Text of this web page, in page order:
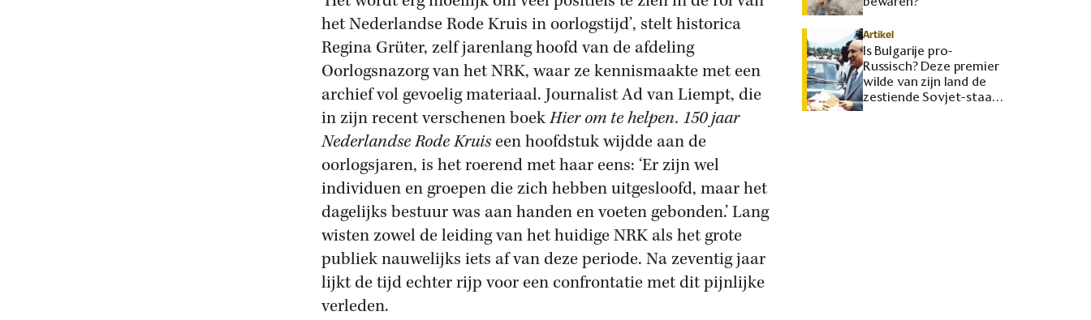
het Nederlandse Rode Kruis in oorlogstijd’, stelt historica
Regina Grüter, zelf jarenlang hoofd van de afdeling
Oorlogsnazorg van het NRK, waar ze kennismaakte met een
archief vol gevoelig materiaal. Journalist Ad van Liempt, die
in zijn recent verschenen boekHier om te helpen. 150 jaar
Nederlandse Rode Kruiseen hoofdstuk wijdde aan de
oorlogsjaren, is het roerend met haar eens: ‘Er zijn wel
individuen en groepen die zich hebben uitgesloofd, maar het
dagelijks bestuur was aan handen en voeten gebonden.’ Lang
wisten zowel de leiding van het huidige NRK als het grote
publiek nauwelijks iets af van deze periode. Na zeventig jaar
lijkt de tijd echter rijp voor een confrontatie met dit pijnlijke
verleden.
Artikel
Is Bulgarije pro-
Russisch? Deze premier
wilde van zijn land de
zestiende Sovjet-staat
maken